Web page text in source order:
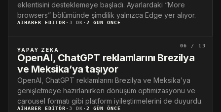
eklentisini desteklemeye başladı. Ayarlardaki “More
browsers” bölümünde şimdilik yalnızca Edge yer alıyor.
AIHABER EDITÖR · 3 DK · 2 GÜN ÖNCE
06 / 13
YAPAY ZEKA
OpenAI, ChatGPT reklamlarını Brezilya
ve Meksika’ya taşıyor
OpenAI, ChatGPT reklamlarını Brezilya ve Meksika’ya
genişletmeye hazırlanırken dönüşüm optimizasyonu ve
carousel formatı gibi platform iyileştirmelerini de duyurdu.
AIHABER EDITÖR · 3 DK · 2 GÜN ÖNCE